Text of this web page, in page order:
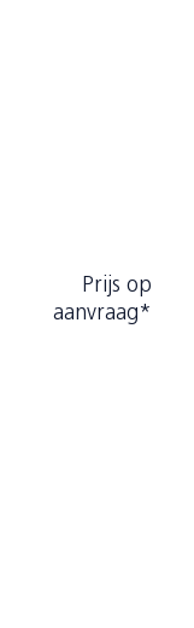
Prijs op
aanvraag*